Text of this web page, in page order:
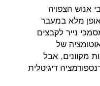
אנוש הצפויה
באופן מלא במעבר
נייר לקבצים
של
מקוונים, אבל
דיגיטלית